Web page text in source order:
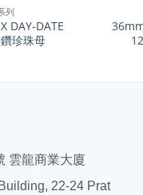
列
DAY-DATE
珍珠母
雲龍商業大廈
22-24 Prat